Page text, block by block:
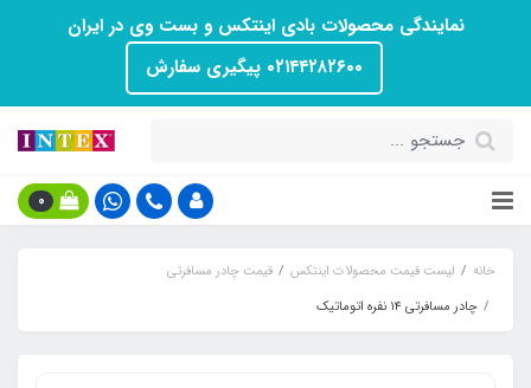
نمایندگی محصولات بادی اینتکس و بست وی در ایران
۰۲۱۴۴۲۸۲۶۰۰ پیگیری سفارش
0
خانه لیست قیمت محصولات اینتکس
قیمت چادر مسافرتی
چادر مسافرتی ۱۴ نفره اتوماتیک